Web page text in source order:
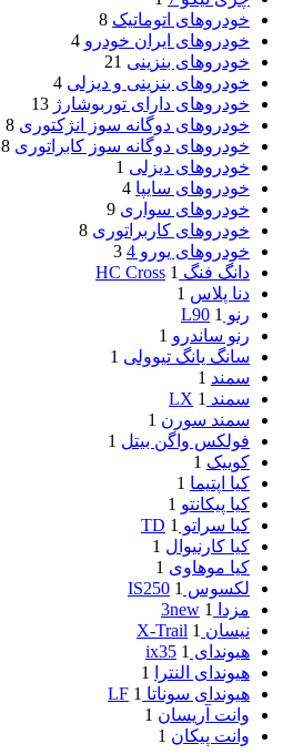
خودروهای اتوماتیک 8
خودروهای ایران خودرو 4
خودروهای بنزینی 21
خودروهای بنزینی و دیزلی 4
خودروهای دارای توربوشارژ 13
خودروهای دوگانه سوز انژکتوری 8
خودروهای دوگانه سوز کابراتوری 8
خودروهای دیزلی 1
خودروهای سایپا 4
خودروهای سواری 9
خودروهای کاربراتوری 8
خودروهای یورو 4
3
دانگ فنگ HC Cross 1
دنا پلاس 1
رنو L90 1
رنو ساندرو 1
سانگ یانگ تیوولی 1
سمند 1
سمند LX 1
سمند سورن 1
فولکس واگن بیتل 1
کوییک 1
کیا اپتیما 1
کیا پیکانتو 1
کیا سراتو TD 1
کیا کارنیوال 1
کیا موهاوی 1
لکسوس IS250 1
مزدا 3new
1
نیسان X-Trail 1
هیوندای ix35 1
هیوندای النترا
1
هیوندای سوناتا LF 1
وانت آریسان 1
وانت پیکان 1